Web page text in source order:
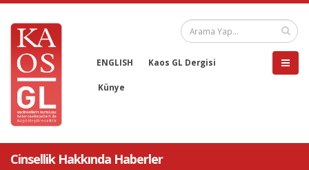
ENGLISH Kaos GL Dergisi
Künye
Cinsellik Hakkında Haberler